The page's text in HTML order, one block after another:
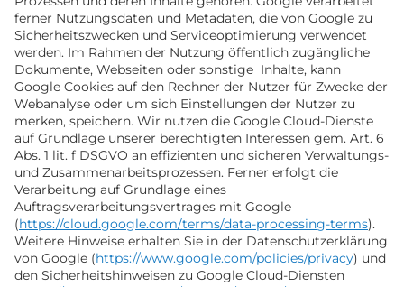
ferner Nutzungsdaten und Metadaten, die von Google zu
Sicherheitszwecken und Serviceoptimierung verwendet
werden. Im Rahmen der Nutzung öffentlich zugängliche
Dokumente, Webseiten oder sonstige Inhalte, kann
Google Cookies auf den Rechner der Nutzer für Zwecke der
Webanalyse oder um sich Einstellungen der Nutzer zu
merken, speichern. Wir nutzen die Google Cloud-Dienste
auf Grundlage unserer berechtigten Interessen gem. Art. 6
Abs. 1 lit. f DSGVO an effizienten und sicheren Verwaltungs-
und Zusammenarbeitsprozessen. Ferner erfolgt die
Verarbeitung auf Grundlage eines
Auftragsverarbeitungsvertrages mit Google
(https://cloud.google.com/terms/data-processing-terms).
Weitere Hinweise erhalten Sie in der Datenschutzerklärung
von Google (https://www.google.com/policies/privacy) und
den Sicherheitshinweisen zu Google Cloud-Diensten